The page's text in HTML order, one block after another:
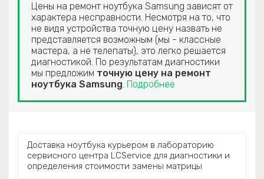
Цены на ремонт ноутбука Samsung зависят от
характера несправности. Несмотря на то, что
не видя устройства точную цену назвать не
представляется возможным (мы - классные
мастера, а не телепаты), это легко решается
диагностикой. По результатам диагностики
мы предложим точную цену на ремонт
ноутбука Samsung. Подробнее
Доставка ноутбука курьером в лабораторию
сервисного центра LCService для диагностики и
определения стоимости замены матрицы